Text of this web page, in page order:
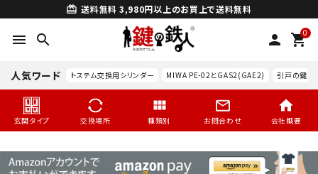
card_giftcard 送料無料 3,980円以上のお買上で送料無料
menu search person 0
shopping_cart
人気ワード トステム交換用シリンダー MIWA PE-02とGAS2(GAE2) 引戸の鍵交
玄関タイプ 交換場所 種類別 お問合わせ 会社概要